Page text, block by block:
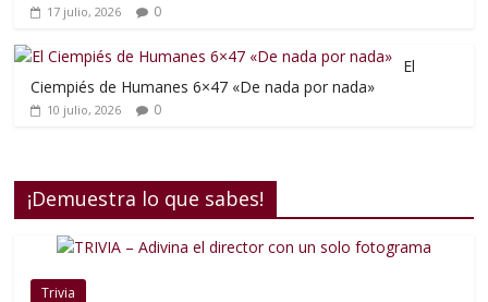
17 julio, 2026 0
El
Ciempiés de Humanes 6×47 «De nada por nada»
10 julio, 2026 0
¡Demuestra lo que sabes!
Trivia